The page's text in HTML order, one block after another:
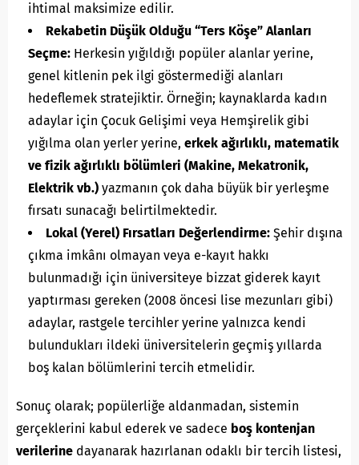
ihtimal maksimize edilir.
Rekabetin Düşük Olduğu “Ters Köşe” Alanları
Seçme: Herkesin yığıldığı popüler alanlar yerine,
genel kitlenin pek ilgi göstermediği alanları
hedeflemek stratejiktir. Örneğin; kaynaklarda kadın
adaylar için Çocuk Gelişimi veya Hemşirelik gibi
yığılma olan yerler yerine, erkek ağırlıklı, matematik
ve fizik ağırlıklı bölümleri (Makine, Mekatronik,
Elektrik vb.) yazmanın çok daha büyük bir yerleşme
fırsatı sunacağı belirtilmektedir.
Lokal (Yerel) Fırsatları Değerlendirme: Şehir dışına
çıkma imkânı olmayan veya e-kayıt hakkı
bulunmadığı için üniversiteye bizzat giderek kayıt
yaptırması gereken (2008 öncesi lise mezunları gibi)
adaylar, rastgele tercihler yerine yalnızca kendi
bulundukları ildeki üniversitelerin geçmiş yıllarda
boş kalan bölümlerini tercih etmelidir.
Sonuç olarak; popülerliğe aldanmadan, sistemin
gerçeklerini kabul ederek ve sadece boş kontenjan
verilerine dayanarak hazırlanan odaklı bir tercih listesi,